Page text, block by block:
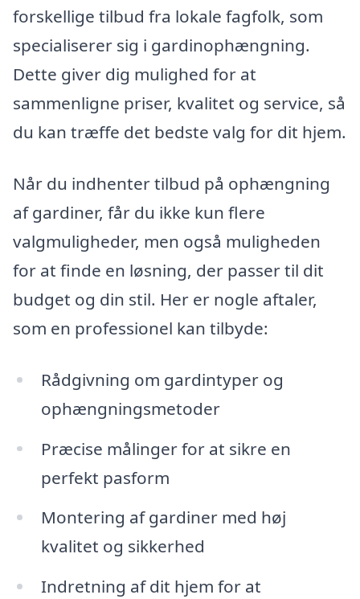
forskellige tilbud fra lokale fagfolk, som
specialiserer sig i gardinophængning.
Dette giver dig mulighed for at
sammenligne priser, kvalitet og service, så
du kan træffe det bedste valg for dit hjem.
Når du indhenter tilbud på ophængning
af gardiner, får du ikke kun flere
valgmuligheder, men også muligheden
for at finde en løsning, der passer til dit
budget og din stil. Her er nogle aftaler,
som en professionel kan tilbyde:
Rådgivning om gardintyper og
ophængningsmetoder
Præcise målinger for at sikre en
perfekt pasform
Montering af gardiner med høj
kvalitet og sikkerhed
Indretning af dit hjem for at